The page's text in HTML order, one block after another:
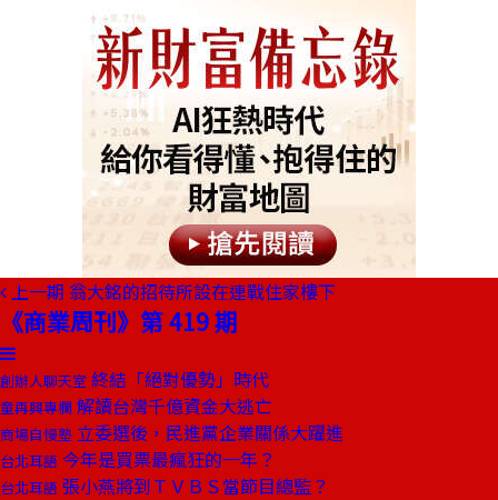
上一期 翁大銘的招待所設在連戰住家樓下
《商業周刊》第 419 期
創辦人聊天室 終結「絕對優勢」時代
童再興專欄 解讀台灣千億資金大逃亡
商場自慢塾 立委選後，民進黨企業關係大躍進
台北耳語 今年是買票最瘋狂的一年？
台北耳語 張小燕將到ＴＶＢＳ當節目總監？